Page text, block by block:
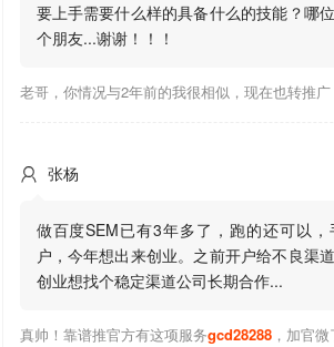
要上手需要什么样的具备什么的技能？哪
个朋友...谢谢！！！
 张杨
做百度SEM已有3年多了，跑的还可以
户，今年想出来创业。之前开户给不良渠
创业想找个稳定渠道公司长期合作...
真帅！靠谱推官方有这项服务gcd28288，加官微